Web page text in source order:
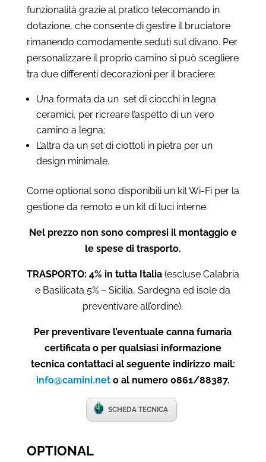
funzionalità grazie al pratico telecomando in
dotazione, che consente di gestire il bruciatore
rimanendo comodamente seduti sul divano. Per
personalizzare il proprio camino si può scegliere
tra due differenti decorazioni per il braciere:
Una formata da un set di ciocchi in legna
ceramici, per ricreare l’aspetto di un vero
camino a legna;
L’altra da un set di ciottoli in pietra per un
design minimale.
Come optional sono disponibili un kit Wi-Fi per la
gestione da remoto e un kit di luci interne.
Nel prezzo non sono compresi il montaggio e
le spese di trasporto.
TRASPORTO: 4% in tutta Italia (escluse Calabria
e Basilicata 5% – Sicilia, Sardegna ed isole da
preventivare all’ordine).
Per preventivare l’eventuale canna fumaria
certificata o per qualsiasi informazione
tecnica contattaci al seguente indirizzo mail:
info@camini.neto al numero 0861/88387.
SCHEDA TECNICA
OPTIONAL